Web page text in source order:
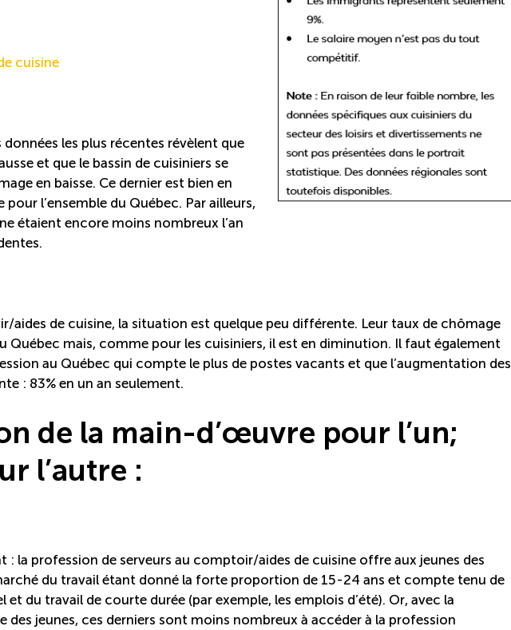
cuisine
données les plus récentes révèlent que
et que le bassin de cuisiniers se
en baisse. Ce dernier est bien en
l’ensemble du Québec. Par ailleurs,
étaient encore moins nombreux l’an
aides de cuisine, la situation est quelque peu différente. Leur taux de chômage
Québec mais, comme pour les cuisiniers, il est en diminution. Il faut également
au Québec qui compte le plus de postes vacants et que l’augmentation des
: 83% en un an seulement.
de la main-d’œuvre pour l’un;
l’autre :
: la profession de serveurs au comptoir/aides de cuisine offre aux jeunes des
du travail étant donné la forte proportion de 15-24 ans et compte tenu de
du travail de courte durée (par exemple, les emplois d’été). Or, avec la
des jeunes, ces derniers sont moins nombreux à accéder à la profession